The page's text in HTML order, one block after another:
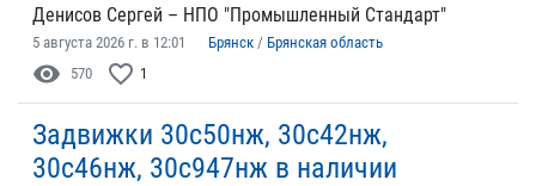
Денисов Сергей – НПО "Промышленный Стандарт"
5 августа 2026 г. в 12:01 Брянск / Брянская область
visibility 570 favorite_border 1
Задвижки 30с50нж, 30с42нж,
30с46нж, 30с947нж в наличии